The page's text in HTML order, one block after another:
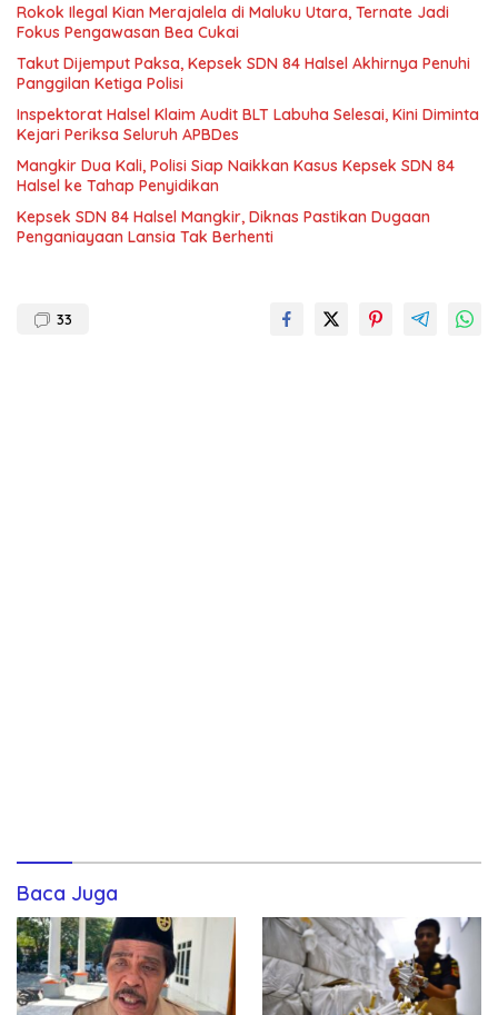
Rokok Ilegal Kian Merajalela di Maluku Utara, Ternate Jadi
Fokus Pengawasan Bea Cukai
Takut Dijemput Paksa, Kepsek SDN 84 Halsel Akhirnya Penuhi
Panggilan Ketiga Polisi
Inspektorat Halsel Klaim Audit BLT Labuha Selesai, Kini Diminta
Kejari Periksa Seluruh APBDes
Mangkir Dua Kali, Polisi Siap Naikkan Kasus Kepsek SDN 84
Halsel ke Tahap Penyidikan
Kepsek SDN 84 Halsel Mangkir, Diknas Pastikan Dugaan
Penganiayaan Lansia Tak Berhenti
33
Baca Juga